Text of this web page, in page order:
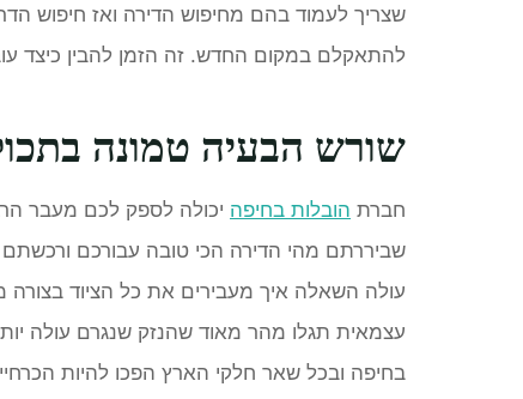
שצריך לעמוד בהם מחיפוש הדירה ואז חיפוש
להתאקלם במקום החדש. זה הזמן להבין כיצד
שורש הבעיה טמונה
חברת הובלות בחיפה יכולה לספק לכם מעבר
שביררתם מהי הדירה הכי טובה עבורכם
עולה השאלה איך מעבירים את כל הציוד בצורה
עצמאית תגלו מהר מאוד שהנזק שנגרם עולה
בחיפה ובכל שאר חלקי הארץ הפכו להיות